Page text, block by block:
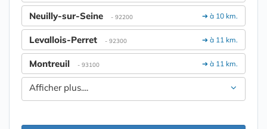
➔ à 10 km.
Neuilly-sur-Seine - 92200
➔ à 11 km.
Levallois-Perret - 92300
➔ à 11 km.
Montreuil - 93100
Afficher plus....